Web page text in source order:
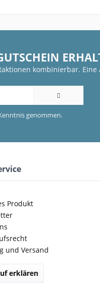
kombinierbar.
genommen.
Produkt
und Versand
erklären